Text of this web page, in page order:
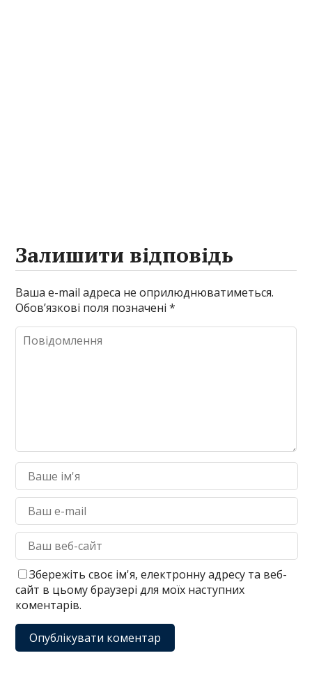
Залишити відповідь
Ваша e-mail адреса не оприлюднюватиметься.
Обов’язкові поля позначені*
Збережіть своє ім'я, електронну адресу та веб-
сайт в цьому браузері для моїх наступних
коментарів.